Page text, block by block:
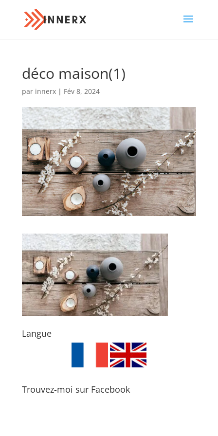
déco maison(1)
par innerx| Fév 8, 2024
Langue
Trouvez-moi sur Facebook